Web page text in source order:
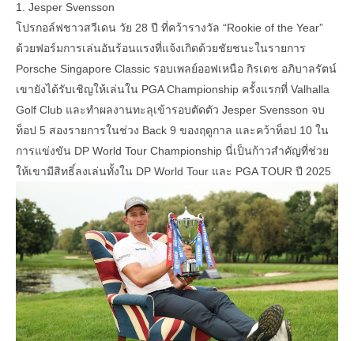
1. Jesper Svensson
โปรกอล์ฟชาวสวีเดน วัย 28 ปี ที่คว้ารางวัล “Rookie of the Year”
ด้วยฟอร์มการเล่นอันร้อนแรงที่แจ้งเกิดด้วยชัยชนะในรายการ
Porsche Singapore Classic รอบเพลย์ออฟเหนือ กิรเดช อภิบาลรัตน์
เขายังได้รับเชิญให้เล่นใน PGA Championship ครั้งแรกที่ Valhalla
Golf Club และทำผลงานทะลุเข้ารอบตัดตัว Jesper Svensson จบ
ท็อป 5 สองรายการในช่วง Back 9 ของฤดูกาล และคว้าท็อป 10 ใน
การแข่งขัน DP World Tour Championship นี่เป็นก้าวสำคัญที่ช่วย
ให้เขามีสิทธิ์ลงเล่นทั้งใน DP World Tour และ PGA TOUR ปี 2025